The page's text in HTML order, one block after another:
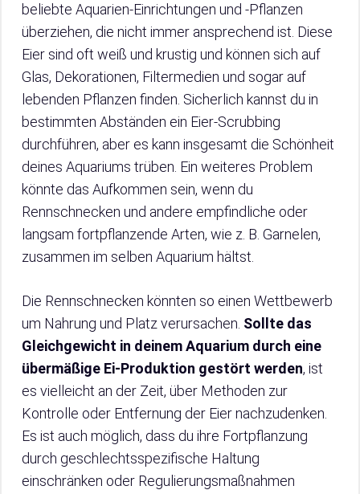
beliebte Aquarien-Einrichtungen und -Pflanzen
überziehen, die nicht immer ansprechend ist. Diese
Eier sind oft weiß und krustig und können sich auf
Glas, Dekorationen, Filtermedien und sogar auf
lebenden Pflanzen finden. Sicherlich kannst du in
bestimmten Abständen ein Eier-Scrubbing
durchführen, aber es kann insgesamt die Schönheit
deines Aquariums trüben. Ein weiteres Problem
könnte das Aufkommen sein, wenn du
Rennschnecken und andere empfindliche oder
langsam fortpflanzende Arten, wie z. B. Garnelen,
zusammen im selben Aquarium hältst.
Die Rennschnecken könnten so einen Wettbewerb
um Nahrung und Platz verursachen. Sollte das
Gleichgewicht in deinem Aquarium durch eine
übermäßige Ei-Produktion gestört werden, ist
es vielleicht an der Zeit, über Methoden zur
Kontrolle oder Entfernung der Eier nachzudenken.
Es ist auch möglich, dass du ihre Fortpflanzung
durch geschlechtsspezifische Haltung
einschränken oder Regulierungsmaßnahmen